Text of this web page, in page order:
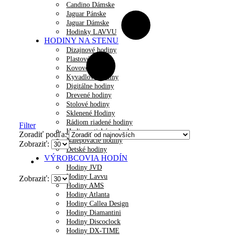
Candino Dámske
Jaguar Pánske
Jaguar Dámske
Hodinky LAVVU
HODINY NA STENU
Dizajnové hodiny
Plastové hodiny
Kovové hodiny
Kyvadlové hodiny
Digitálne hodiny
Drevené hodiny
Stolové hodiny
Sklenené Hodiny
Rádiom riadené hodiny
Hodiny s tichým chodom
Nalepovacie hodiny
Detské hodiny
VÝROBCOVIA HODÍN
Hodiny JVD
Hodiny Lavvu
Hodiny AMS
Hodiny Atlanta
Hodiny Callea Design
Hodiny Diamantini
Hodiny Discoclock
Hodiny DX-TIME
Filter
Zoradiť podľa:
Zobraziť:
Zobraziť: